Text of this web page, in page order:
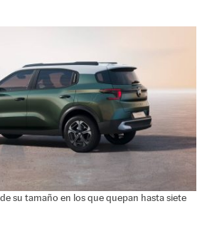
su tamaño en los que quepan hasta siete